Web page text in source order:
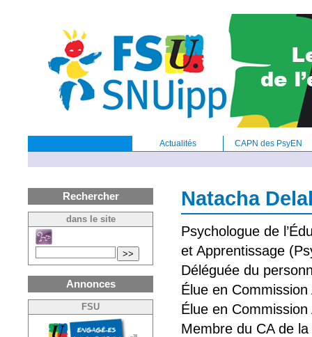
Actualités CAPN des PsyEN
Natacha
Psychologue de
et Apprentissage
Déléguée du
Élue en
Élue en
Membre du CA de
Rechercher
dans le site
>>
Annonces
FSU